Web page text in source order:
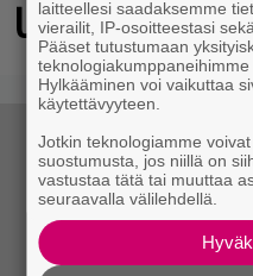
Ubisoftin hittipeli
laitteellesi saadaksemme
vierailit, IP-osoitteestasi
Pääset tutustumaan
Hylkääminen voi vaikuttaa
käytettävyyteen.
Jotkin teknologiamme
suostumusta, jos niillä on
vastustaa tätä tai muuttaa
seuraavalla välilehdellä.